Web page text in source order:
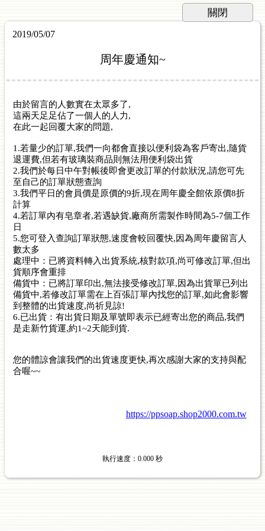
2019/05/07
周年慶通知~
由於留言的人數實在太眾多了,
這兩天足足佔了一個人的人力,
在此一起回覆大家的問題,
1.若量少的訂單,我們一向都會直接以便利袋為客戶寄出,隨貨
退運費,但若有玻璃裝商品則無法用便利袋出貨
2.我們於每日中午對帳後即會更改訂單的付款狀況,請您可先
至自己的訂單狀態查詢
3.我們平日的會員價是原價的9折,現在周年慶全館依原價8折
計算
4.若訂單內有皂章者,若遇缺貨,廠商所需製作時間為5-7個工作
日
5.您可登入查詢訂單狀態,速度會較回覆快,因為周年慶留言人
數太多
處理中：已將資料轉入出貨系統,核對款項,尚可修改訂單,但出
貨順序會重排
備貨中：已將訂單印出,無法接受修改訂單,因為出貨單已列出
備貨中,若修改訂單需在上百張訂單內找您的訂單,如此會影響
到整體的出貨速度,尚祈見諒!
6.已出貨：有出貨日期及單號即表示已經寄出您的商品,我們
是走新竹貨運,約1~2天能到貨.
您的體諒會讓我們的出貨速度更快,再次感謝大家的支持與配
合喔~~
https://ppsoap.shop2000.com.tw
執行速度 ：0.000 秒